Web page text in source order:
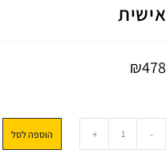
אישית
₪478
-
+ הוספה לסל